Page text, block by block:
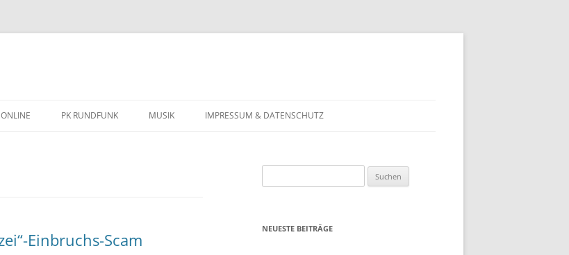
Inhalt
PK RUNDFUNK MUSIK IMPRESSUM & DATENSCHUTZ
Einbruchs-Scam
nach:
NEUESTE BEITRÄGE